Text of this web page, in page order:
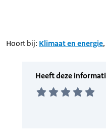
Hoort bij: Klimaat en energie,